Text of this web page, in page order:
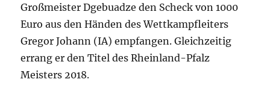
Großmeister Dgebuadze den Scheck von 1000
Euro aus den Händen des Wettkampfleiters
Gregor Johann (IA) empfangen. Gleichzeitig
errang er den Titel des Rheinland-Pfalz
Meisters 2018.